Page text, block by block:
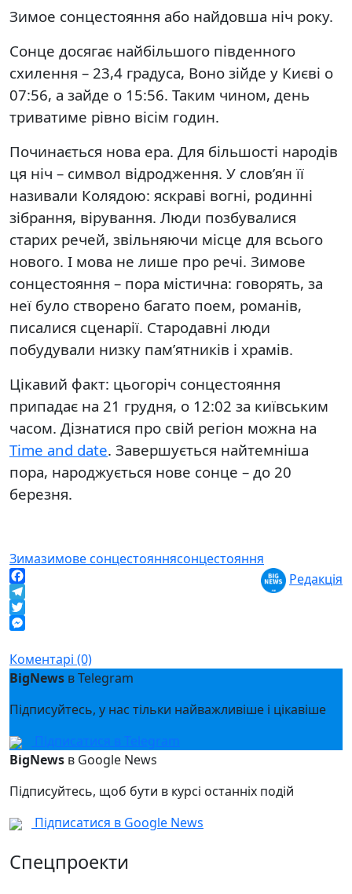
Зимое сонцестояння або найдовша ніч року.
Сонце досягає найбільшого південного
схилення – 23,4 градуса, Воно зійде у Києві о
07:56, а зайде о 15:56. Таким чином, день
триватиме рівно вісім годин.
Починається нова ера. Для більшості народів
ця ніч – символ відродження. У слов’ян її
називали Колядою: яскраві вогні, родинні
зібрання, вірування. Люди позбувалися
старих речей, звільняючи місце для всього
нового. І мова не лише про речі. Зимове
сонцестояння – пора містична: говорять, за
неї було створено багато поем, романів,
писалися сценарії. Стародавні люди
побудували низку пам’ятників і храмів.
Цікавий факт: цьогоріч сонцестояння
припадає на 21 грудня, о 12:02 за київським
часом. Дізнатися про свій регіон можна на
Time and date. Завершується найтемніша
пора, народжується нове сонце – до 20
березня.
Зимазимове сонцестояннясонцестояння
Facebook
Telegram
Twitter
Редакція
Коментарі (0)
BigNews в Telegram
Підписуйтесь, у нас тільки найважливіше і цікавіше
Підписатися в Telegram
BigNews в Google News
Підписуйтесь, щоб бути в курсі останніх подій
Підписатися в Google News
Спецпроекти